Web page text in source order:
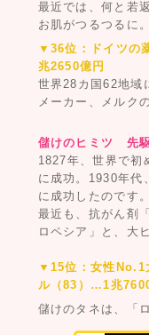
最近では、何と若
お肌がつるつるに。
▼36位：ドイツの
兆2650億円
世界28カ国62地域
メーカー、メルク
儲けのヒミツ 先
1827年、世界で初
に成功。1930年代
に成功したのです。
最近も、抗がん剤
ロペシア」と、大
▼15位：女性No.1
ル（83）…1兆
儲けのタネは、「